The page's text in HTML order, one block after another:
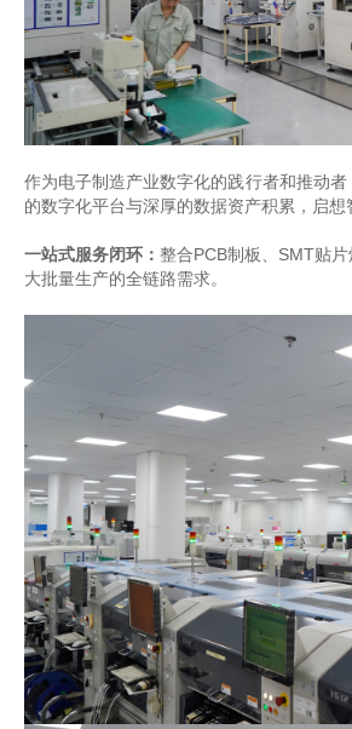
作为电子制造产业数字化的践行者和推动
的数字化平台与深厚的数据资产积累，启想
一站式服务闭环： 整合PCB制板、 SMT贴片
大批量生产的全链路需求。